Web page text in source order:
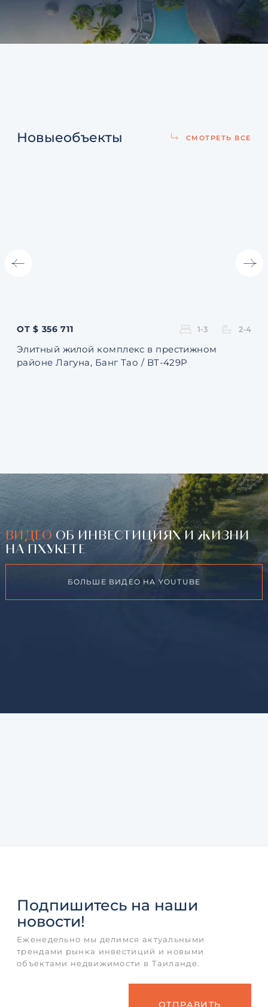
Новыеобъекты СМОТРЕТЬ ВСЕ
ОТ $ 356 711 1-3 2-4
Элитный жилой комплекс в престижном
районе Лагуна, Банг Тао / BT-429P
ВИДЕО ОБ ИНВЕСТИЦИЯХ И ЖИЗНИ
НА ПХУКЕТЕ
БОЛЬШЕ ВИДЕО НА YOUTUBE
Подпишитесь на наши
новости!
Еженедельно мы делимся актуальными
трендами рынка инвестиций и новыми
объектами недвижимости в Таиланде.